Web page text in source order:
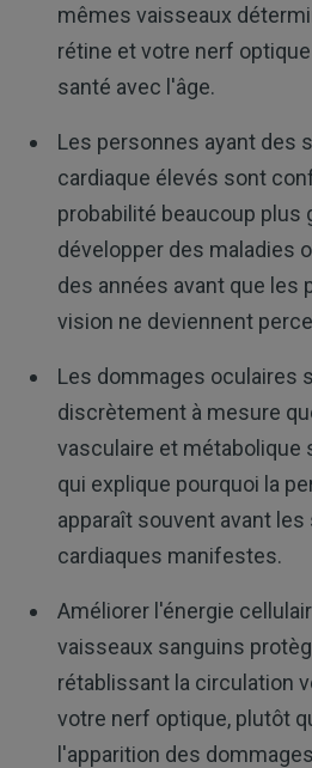
mêmes vaisseaux
rétine et votre nerf
santé avec l'âge.
Les personnes ayant des
cardiaque élevés sont
probabilité beaucoup plus
développer des maladies
des années avant que les
vision ne deviennent
Les dommages oculaires
discrètement à mesure
vasculaire et métabolique
qui explique pourquoi la
apparaît souvent avant
cardiaques manifestes.
Améliorer l'énergie
vaisseaux sanguins
rétablissant la circulation
votre nerf optique, plutôt
l'apparition des